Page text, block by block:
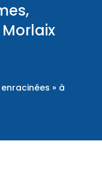
Morlaix
» à